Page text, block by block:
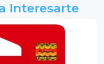
Interesarte